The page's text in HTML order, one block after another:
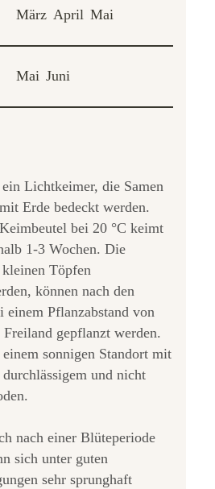
März April Mai
Mai Juni
Lichtkeimer, die Samen
Erde bedeckt werden.
bei 20 °C keimt
1-3 Wochen. Die
Töpfen
können nach den
einem Pflanzabstand von
gepflanzt werden.
sonnigen Standort mit
und nicht
nach einer Blüteperiode
sich unter guten
sehr sprunghaft